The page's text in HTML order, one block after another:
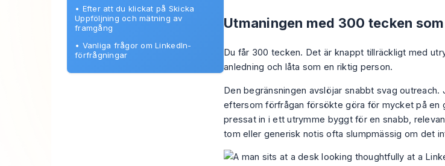
• Efter att du klickat på Skicka
Uppföljning och mätning av
framgång
• Vanliga frågor om LinkedIn-
förfrågningar
Utmaningen med 300 tecken
Du får 300 tecken. Det är knappt tillräckligt med
anledning och låta som en riktig person.
Den begränsningen avslöjar snabbt svag
eftersom förfrågan försökte göra för mycket på en
pressat in i ett utrymme byggt för en snabb,
tom eller generisk notis ofta slumpmässig om det